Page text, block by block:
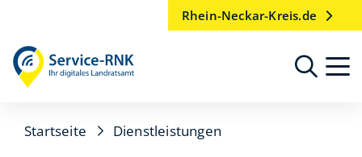
Rhein-Neckar-Kreis.de
Startseite Dienstleistungen